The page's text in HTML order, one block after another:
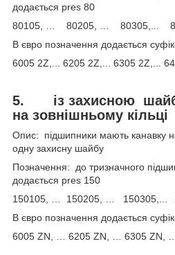
додається pres 80
80105, … 80205, … 80305,...
В євро позначення додається
6005 2Z,... 6205 2Z,... 6305 2Z,...
5. із захисною
на зовнішньому кільці
Опис: підшипники мають канавку
одну захисну шайбу
Позначення: до тризначного
додається pres 150
150105, … 150205, … 150305,...
В євро позначення додається
6005 ZN, … 6205 ZN, … 6305 ZN,